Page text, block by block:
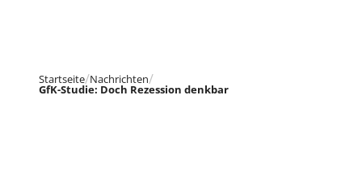
Startseite Nachrichten
GfK-Studie: Doch Rezession denkbar